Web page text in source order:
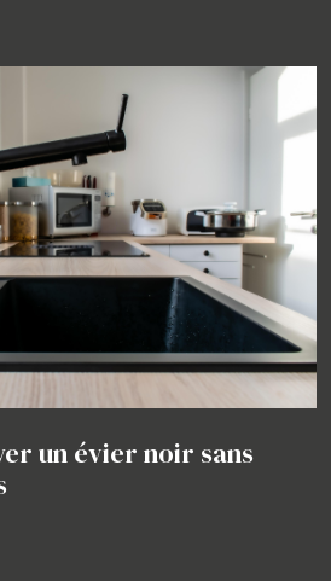
un évier noir sans